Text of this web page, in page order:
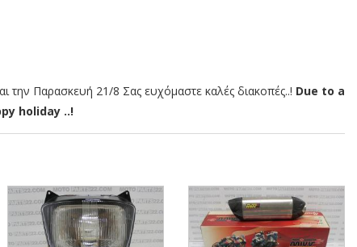
την Παρασκευή 21/8 Σας ευχόμαστε καλές διακοπές..! Due to a
holiday ..!